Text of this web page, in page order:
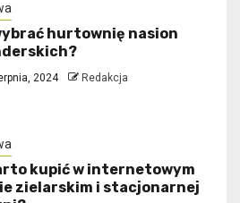
hurtownię nasion
2024 Redakcja
kupić w internetowym
zielarskim i stacjonarnej